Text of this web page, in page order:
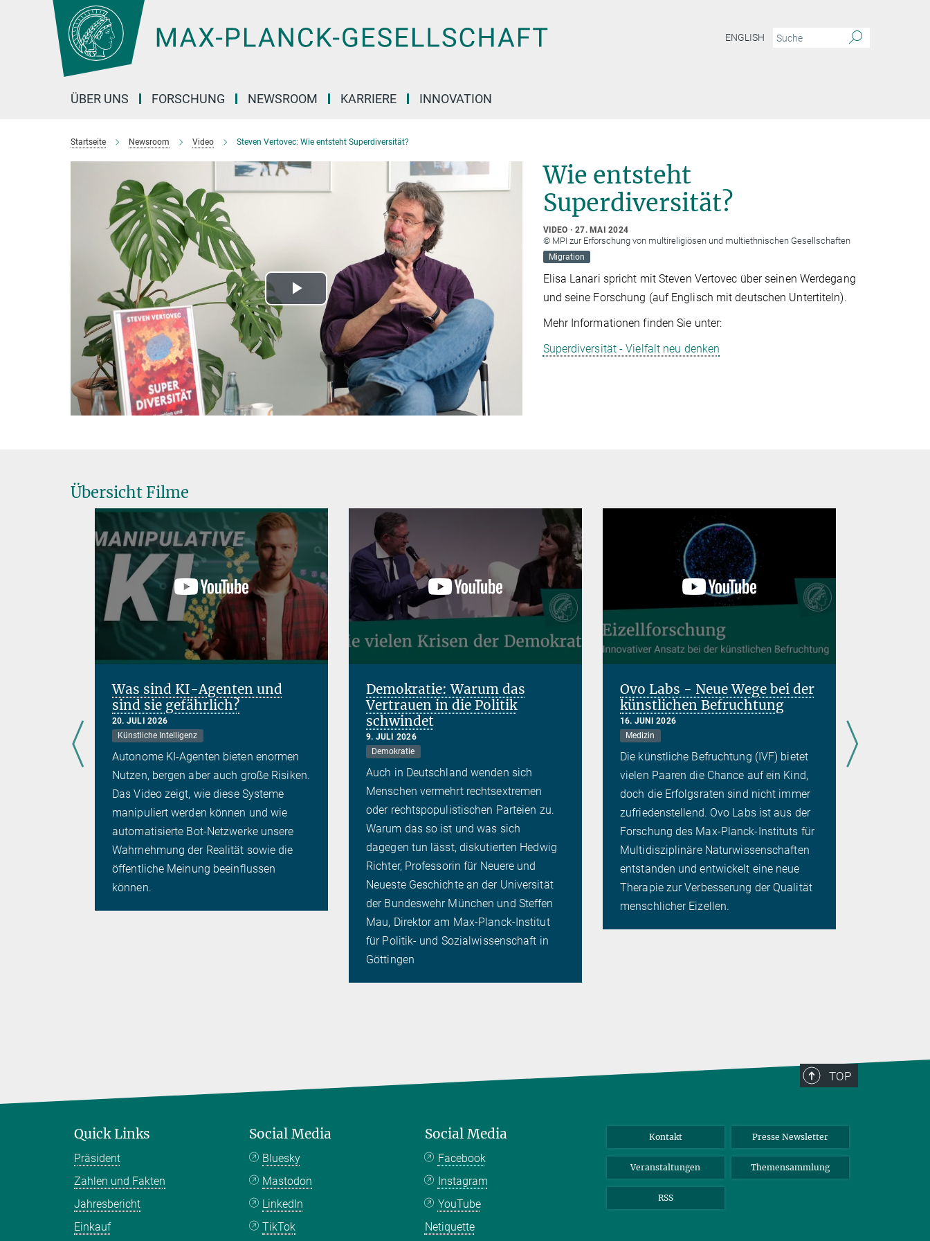
Hauptinhalt
ENGLISH
ÜBER UNS FORSCHUNG NEWSROOM KARRIERE INNOVATION
Startseite Newsroom Video Steven Vertovec: Wie entsteht Superdiversität?
Play
Video
Wie entsteht
Superdiversität?
VIDEO 27. MAI 2024
© MPI zur Erforschung von multireligiösen und multiethnischen Gesellschaften
Migration
Elisa Lanari spricht mit Steven Vertovec über seinen Werdegang
und seine Forschung (auf Englisch mit deutschen Untertiteln).
Mehr Informationen finden Sie unter:
Superdiversität - Vielfalt neu denken
Übersicht Filme
Was sind KI-Agenten und
sind sie gefährlich?
20. JULI 2026
Künstliche Intelligenz
Autonome KI-Agenten bieten enormen
Nutzen, bergen aber auch große Risiken.
Das Video zeigt, wie diese Systeme
manipuliert werden können und wie
automatisierte Bot-Netzwerke unsere
Wahrnehmung der Realität sowie die
öffentliche Meinung beeinflussen
können.
Demokratie: Warum das
Vertrauen in die Politik
schwindet
9. JULI 2026
Demokratie
Auch in Deutschland wenden sich
Menschen vermehrt rechtsextremen
oder rechtspopulistischen Parteien zu.
Warum das so ist und was sich
dagegen tun lässt, diskutierten Hedwig
Richter, Professorin für Neuere und
Neueste Geschichte an der Universität
der Bundeswehr München und Steffen
Mau, Direktor am Max-Planck-Institut
für Politik- und Sozialwissenschaft in
Göttingen
Ovo Labs - Neue Wege bei der
künstlichen Befruchtung
16. JUNI 2026
Medizin
Die künstliche Befruchtung (IVF) bietet
vielen Paaren die Chance auf ein Kind,
doch die Erfolgsraten sind nicht immer
zufriedenstellend. Ovo Labs ist aus der
Forschung des Max-Planck-Instituts für
Multidisziplinäre Naturwissenschaften
entstanden und entwickelt eine neue
Therapie zur Verbesserung der Qualität
menschlicher Eizellen.
TOP
Quick Links
Präsident
Zahlen und Fakten
Jahresbericht
Einkauf
Social Media
Bluesky
Mastodon
LinkedIn
TikTok
Social Media
Facebook
Instagram
YouTube
Netiquette
Kontakt Presse Newsletter
Veranstaltungen Themensammlung
RSS